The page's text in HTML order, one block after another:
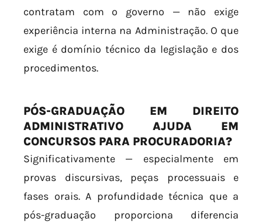
contratam com o governo — não exige
experiência interna na Administração. O que
exige é domínio técnico da legislação e dos
procedimentos.
PÓS-GRADUAÇÃO EM DIREITO
ADMINISTRATIVO AJUDA EM
CONCURSOS PARA PROCURADORIA?
Significativamente — especialmente em
provas discursivas, peças processuais e
fases orais. A profundidade técnica que a
pós-graduação proporciona diferencia